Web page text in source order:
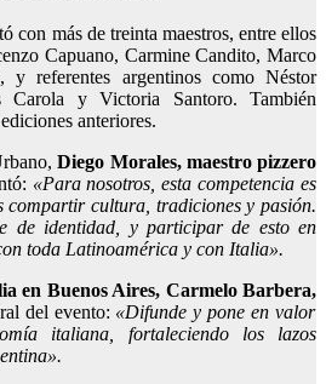
con más de treinta maestros, entre ellos
Capuano, Carmine Candito, Marco
referentes argentinos como Néstor
Carola y Victoria Santoro. También
anteriores.
Diego Morales, maestro pizzero
«Para nosotros, esta competencia es
compartir cultura, tradiciones y pasión.
de identidad, y participar de esto en
toda Latinoamérica y con Italia».
en Buenos Aires, Carmelo Barbera,
del evento: «Difunde y pone en valor
italiana, fortaleciendo los lazos